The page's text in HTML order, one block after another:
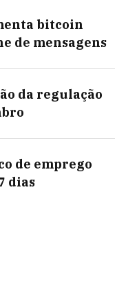
bitcoin
de mensagens
da regulação
de emprego
dias